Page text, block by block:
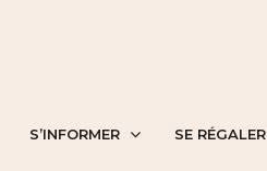
S’INFORMER SE RÉGALER